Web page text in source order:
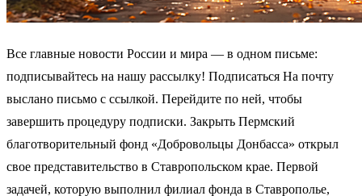
Все главные новости России и мира — в одном письме:
подписывайтесь на нашу рассылку! Подписаться На почту
выслано письмо с ссылкой. Перейдите по ней, чтобы
завершить процедуру подписки. Закрыть Пермский
благотворительный фонд «Добровольцы Донбасса» открыл
свое представительство в Ставропольском крае. Первой
задачей, которую выполнил филиал фонда в Ставрополье,